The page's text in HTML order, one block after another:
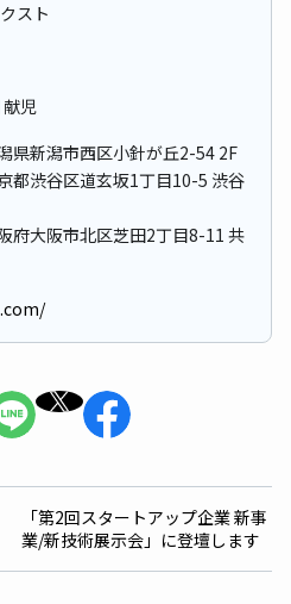
スト
児
県新潟市西区小針が丘2-54 2F
都渋谷区道玄坂1丁目10-5 渋谷
府大阪市北区芝田2丁目8-11 共
「第2回スタートアップ企業 新事
業/新技術展示会」に登壇します